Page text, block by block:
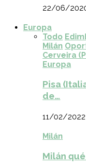
22/06/
Europa
Todo
Milán
Cerveira
Europa
Pisa
de…
11/02/2022
Milán
Milán